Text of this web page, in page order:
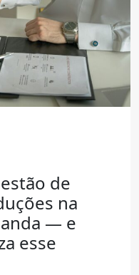
de
na
— e
esse